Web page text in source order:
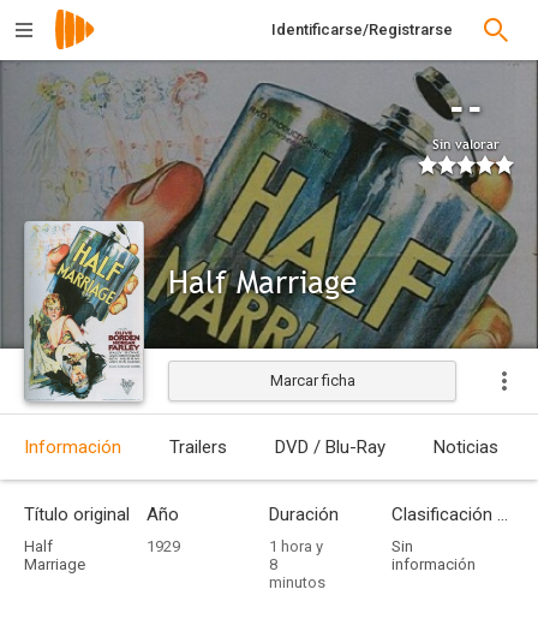
Identificarse/Registrarse
--
Sin valorar
Half Marriage
Estrenada
Marcar ficha
Información Trailers DVD / Blu-Ray Noticias
Título original
Half
Marriage
Año
1929
Duración
1 hora y
8
minutos
Clasificación por edades
Sin
información